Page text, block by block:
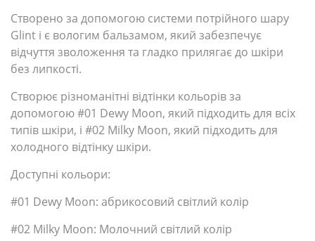
Створено за допомогою системи потрійного шару
Glint і є вологим бальзамом, який забезпечує
відчуття зволоження та гладко прилягає до шкіри
без липкості.
Створює різноманітні відтінки кольорів за
допомогою #01 Dewy Moon, який підходить для всіх
типів шкіри, і #02 Milky Moon, який підходить для
холодного відтінку шкіри.
Доступні кольори:
#01 Dewy Moon: абрикосовий світлий колір
#02 Milky Moon: Молочний світлий колір